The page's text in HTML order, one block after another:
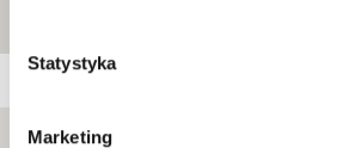
Statystyka
Marketing